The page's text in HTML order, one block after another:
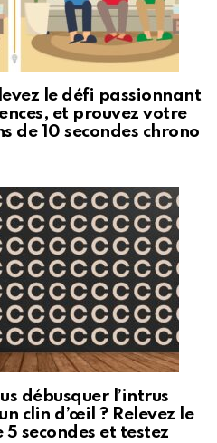
le défi passionnant
et prouvez votre
de 10 secondes chrono
débusquer l’intrus
clin d’œil ? Relevez le
secondes et testez